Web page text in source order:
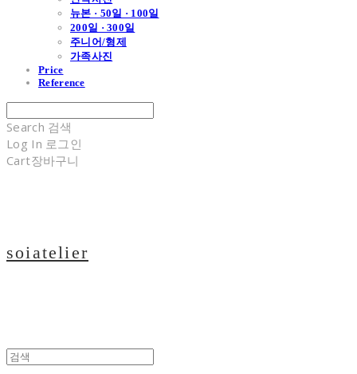
뉴본 · 50일 · 100일
200일 · 300일
주니어/형제
가족사진
Price
Reference
Search 검색
Log In 로그인
Cart장바구니
soiatelier